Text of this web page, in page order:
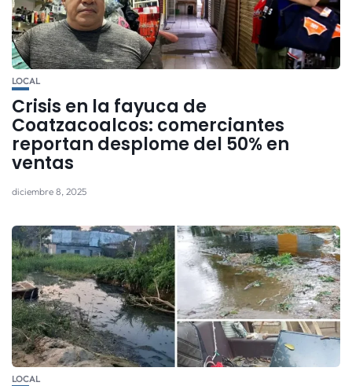
LOCAL
Crisis en la fayuca de
Coatzacoalcos: comerciantes
reportan desplome del 50% en
ventas
diciembre 8, 2025
LOCAL